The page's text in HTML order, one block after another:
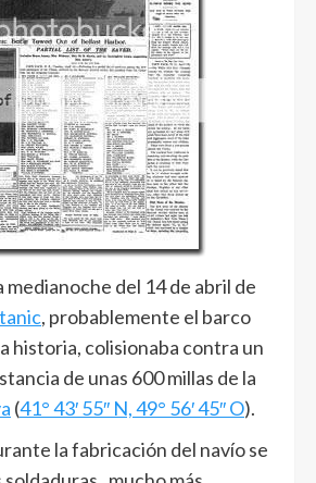
medianoche del 14 de abril de
, probablemente el barco
historia, colisionaba contra un
de unas 600 millas de la
(41° 43′ 55″ N, 49° 56′ 45″ O).
la fabricación del navío se